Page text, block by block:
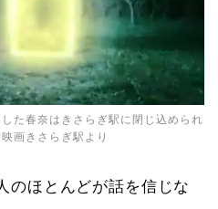
た春奈はきさらぎ駅に閉じ込められ
きさらぎ駅より
のほとんどが話を信じな